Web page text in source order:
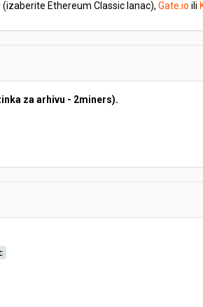
(izaberite Ethereum Classic lanac), Gate.io ili
za arhivu - 2miners).